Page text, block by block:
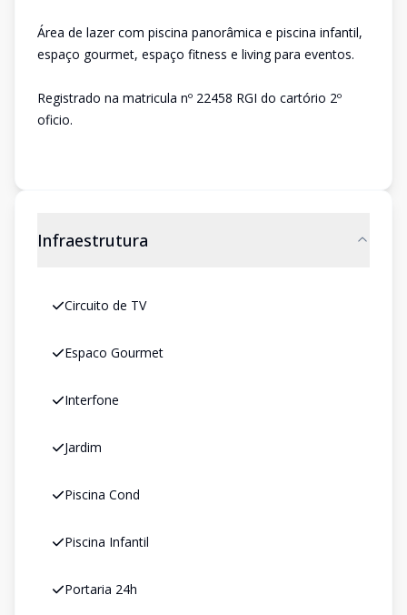
Área de lazer com piscina panorâmica e piscina infantil,
espaço gourmet, espaço fitness e living para eventos.
Registrado na matricula nº 22458 RGI do cartório 2º
oficio.
Infraestrutura
Circuito de TV
Espaco Gourmet
Interfone
Jardim
Piscina Cond
Piscina Infantil
Portaria 24h